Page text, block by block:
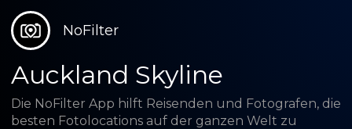
NoFilter
Auckland Skyline
Die NoFilter App hilft Reisenden und Fotografen, die
besten Fotolocations auf der ganzen Welt zu